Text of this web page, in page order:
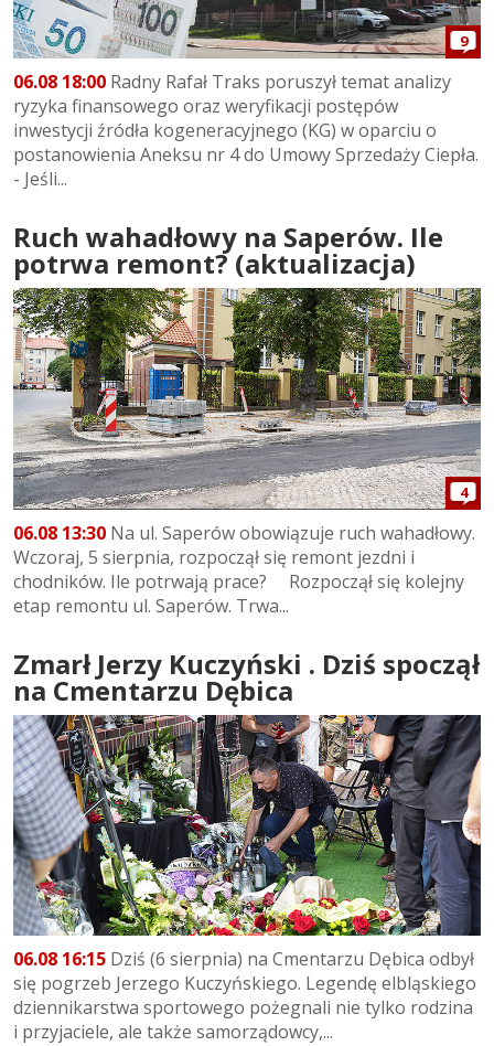
9
06.08 18:00 Radny Rafał Traks poruszył temat analizy
ryzyka finansowego oraz weryfikacji postępów
inwestycji źródła kogeneracyjnego (KG) w oparciu o
postanowienia Aneksu nr 4 do Umowy Sprzedaży Ciepła.
- Jeśli...
Ruch wahadłowy na Saperów. Ile
potrwa remont? (aktualizacja)
4
06.08 13:30 Na ul. Saperów obowiązuje ruch wahadłowy.
Wczoraj, 5 sierpnia, rozpoczął się remont jezdni i
chodników. Ile potrwają prace? Rozpoczął się kolejny
etap remontu ul. Saperów. Trwa...
Zmarł Jerzy Kuczyński . Dziś spoczął
na Cmentarzu Dębica
06.08 16:15 Dziś (6 sierpnia) na Cmentarzu Dębica odbył
się pogrzeb Jerzego Kuczyńskiego. Legendę elbląskiego
dziennikarstwa sportowego pożegnali nie tylko rodzina
i przyjaciele, ale także samorządowcy,...